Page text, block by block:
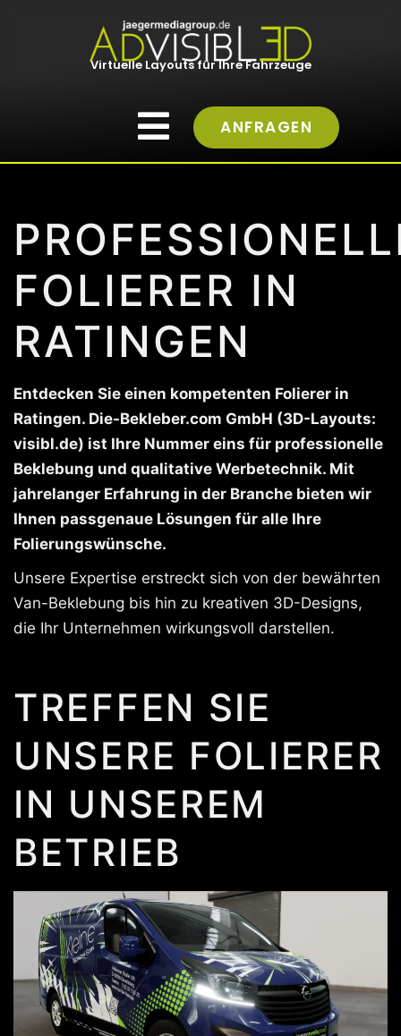
Virtuelle Layouts für Ihre Fahrzeuge
ANFRAGEN
FOLIERER IN
RATINGEN
Entdecken Sie einen kompetenten Folierer in
Ratingen. Die-Bekleber.com GmbH (3D-Layouts:
visibl.de) ist Ihre Nummer eins für professionelle
Beklebung und qualitative Werbetechnik. Mit
jahrelanger Erfahrung in der Branche bieten wir
Ihnen passgenaue Lösungen für alle Ihre
Folierungswünsche.
Unsere Expertise erstreckt sich von der bewährten
Van-Beklebung bis hin zu kreativen 3D-Designs,
die Ihr Unternehmen wirkungsvoll darstellen.
TREFFEN SIE
UNSERE FOLIERER
IN UNSEREM
BETRIEB